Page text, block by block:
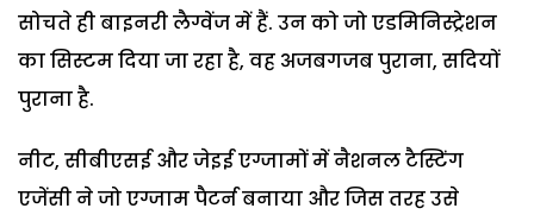
सोचते ही बाइनरी लैग्वेंज में हैं. उन को जो एडमिनिस्ट्रेशन
का सिस्टम दिया जा रहा है, वह अजबगजब पुराना, सदियों
पुराना है.
नीट, सीबीएसई और जेइई एग्जामों में नैशनल टैस्टिंग
एजेंसी ने जो एग्जाम पैटर्न बनाया और जिस तरह उसे